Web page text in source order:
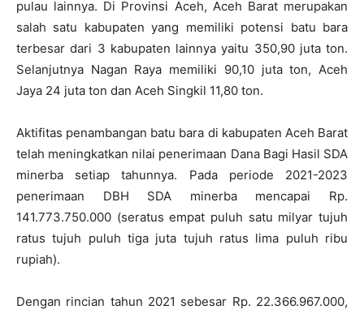
pulau lainnya. Di Provinsi Aceh, Aceh Barat merupakan
salah satu kabupaten yang memiliki potensi batu bara
terbesar dari 3 kabupaten lainnya yaitu 350,90 juta ton.
Selanjutnya Nagan Raya memiliki 90,10 juta ton, Aceh
Jaya 24 juta ton dan Aceh Singkil 11,80 ton.
Aktifitas penambangan batu bara di kabupaten Aceh Barat
telah meningkatkan nilai penerimaan Dana Bagi Hasil SDA
minerba setiap tahunnya. Pada periode 2021-2023
penerimaan DBH SDA minerba mencapai Rp.
141.773.750.000 (seratus empat puluh satu milyar tujuh
ratus tujuh puluh tiga juta tujuh ratus lima puluh ribu
rupiah).
Dengan rincian tahun 2021 sebesar Rp. 22.366.967.000,